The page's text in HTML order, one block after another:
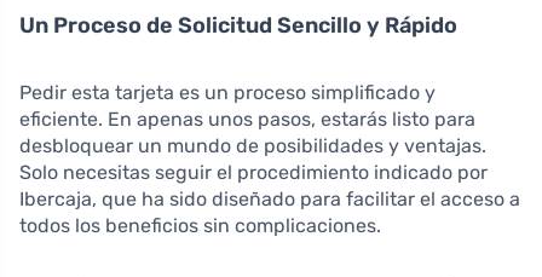
Un Proceso de Solicitud Sencillo y Rápido
Pedir esta tarjeta es un proceso simplificado y
eficiente. En apenas unos pasos, estarás listo para
desbloquear un mundo de posibilidades y ventajas.
Solo necesitas seguir el procedimiento indicado por
Ibercaja, que ha sido diseñado para facilitar el acceso a
todos los beneficios sin complicaciones.